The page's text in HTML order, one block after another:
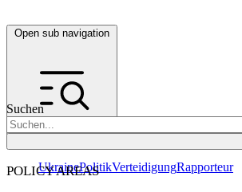
Open sub navigation
Suchen
POLICY AREAS
UkrainePolitikVerteidigungRapporteur